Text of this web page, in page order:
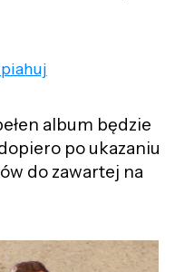
album będzie
po ukazaniu
do zawartej na